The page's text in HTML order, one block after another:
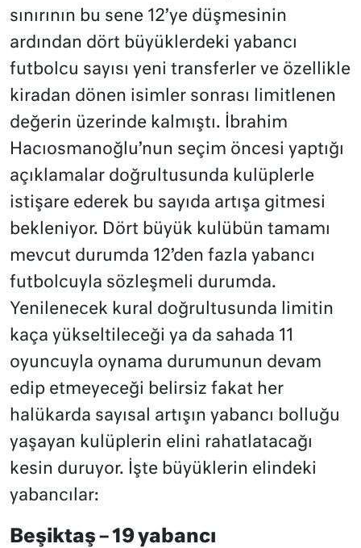
sınırının bu sene 12’ye düşmesinin
ardından dört büyüklerdeki yabancı
futbolcu sayısı yeni transferler ve özellikle
kiradan dönen isimler sonrası limitlenen
değerin üzerinde kalmıştı. İbrahim
Hacıosmanoğlu’nun seçim öncesi yaptığı
açıklamalar doğrultusunda kulüplerle
istişare ederek bu sayıda artışa gitmesi
bekleniyor. Dört büyük kulübün tamamı
mevcut durumda 12’den fazla yabancı
futbolcuyla sözleşmeli durumda.
Yenilenecek kural doğrultusunda limitin
kaça yükseltileceği ya da sahada 11
oyuncuyla oynama durumunun devam
edip etmeyeceği belirsiz fakat her
halükarda sayısal artışın yabancı bolluğu
yaşayan kulüplerin elini rahatlatacağı
kesin duruyor. İşte büyüklerin elindeki
yabancılar:
Beşiktaş – 19 yabancı